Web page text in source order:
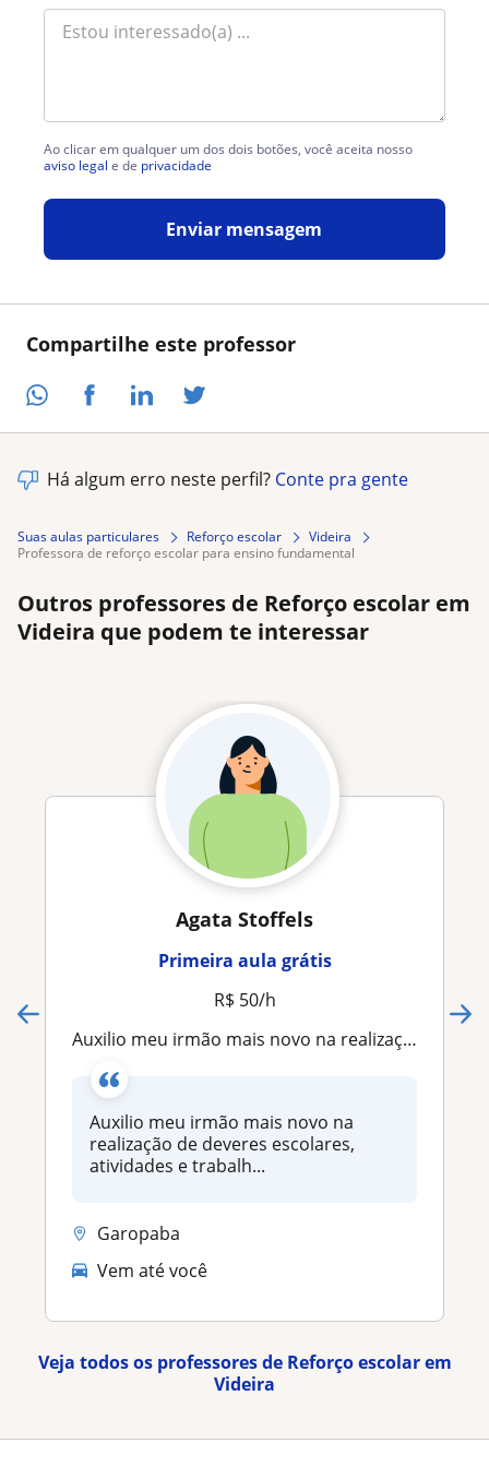
Compartilhe este professor
Ao clicar em qualquer um dos dois botões, você aceita nosso
aviso legal e de privacidade
Enviar mensagem
Há algum erro neste perfil? Conte pra gente
Suas aulas particulares Reforço escolar
Videira
professora de reforço escolar para ensino fundamental
Outros professores de Reforço escolar em
Videira que podem te interessar
Agata Stoffels
Primeira aula grátis
R$ 50/h
Auxilio meu irmão mais novo na realização de deveres escolares, atividades e trabalhos, além de estimular sua criatividade
Auxilio meu irmão mais novo na
realização de deveres escolares,
atividades e trabalh...
Garopaba
Vem até você
Veja todos os professores de Reforço escolar em
Videira